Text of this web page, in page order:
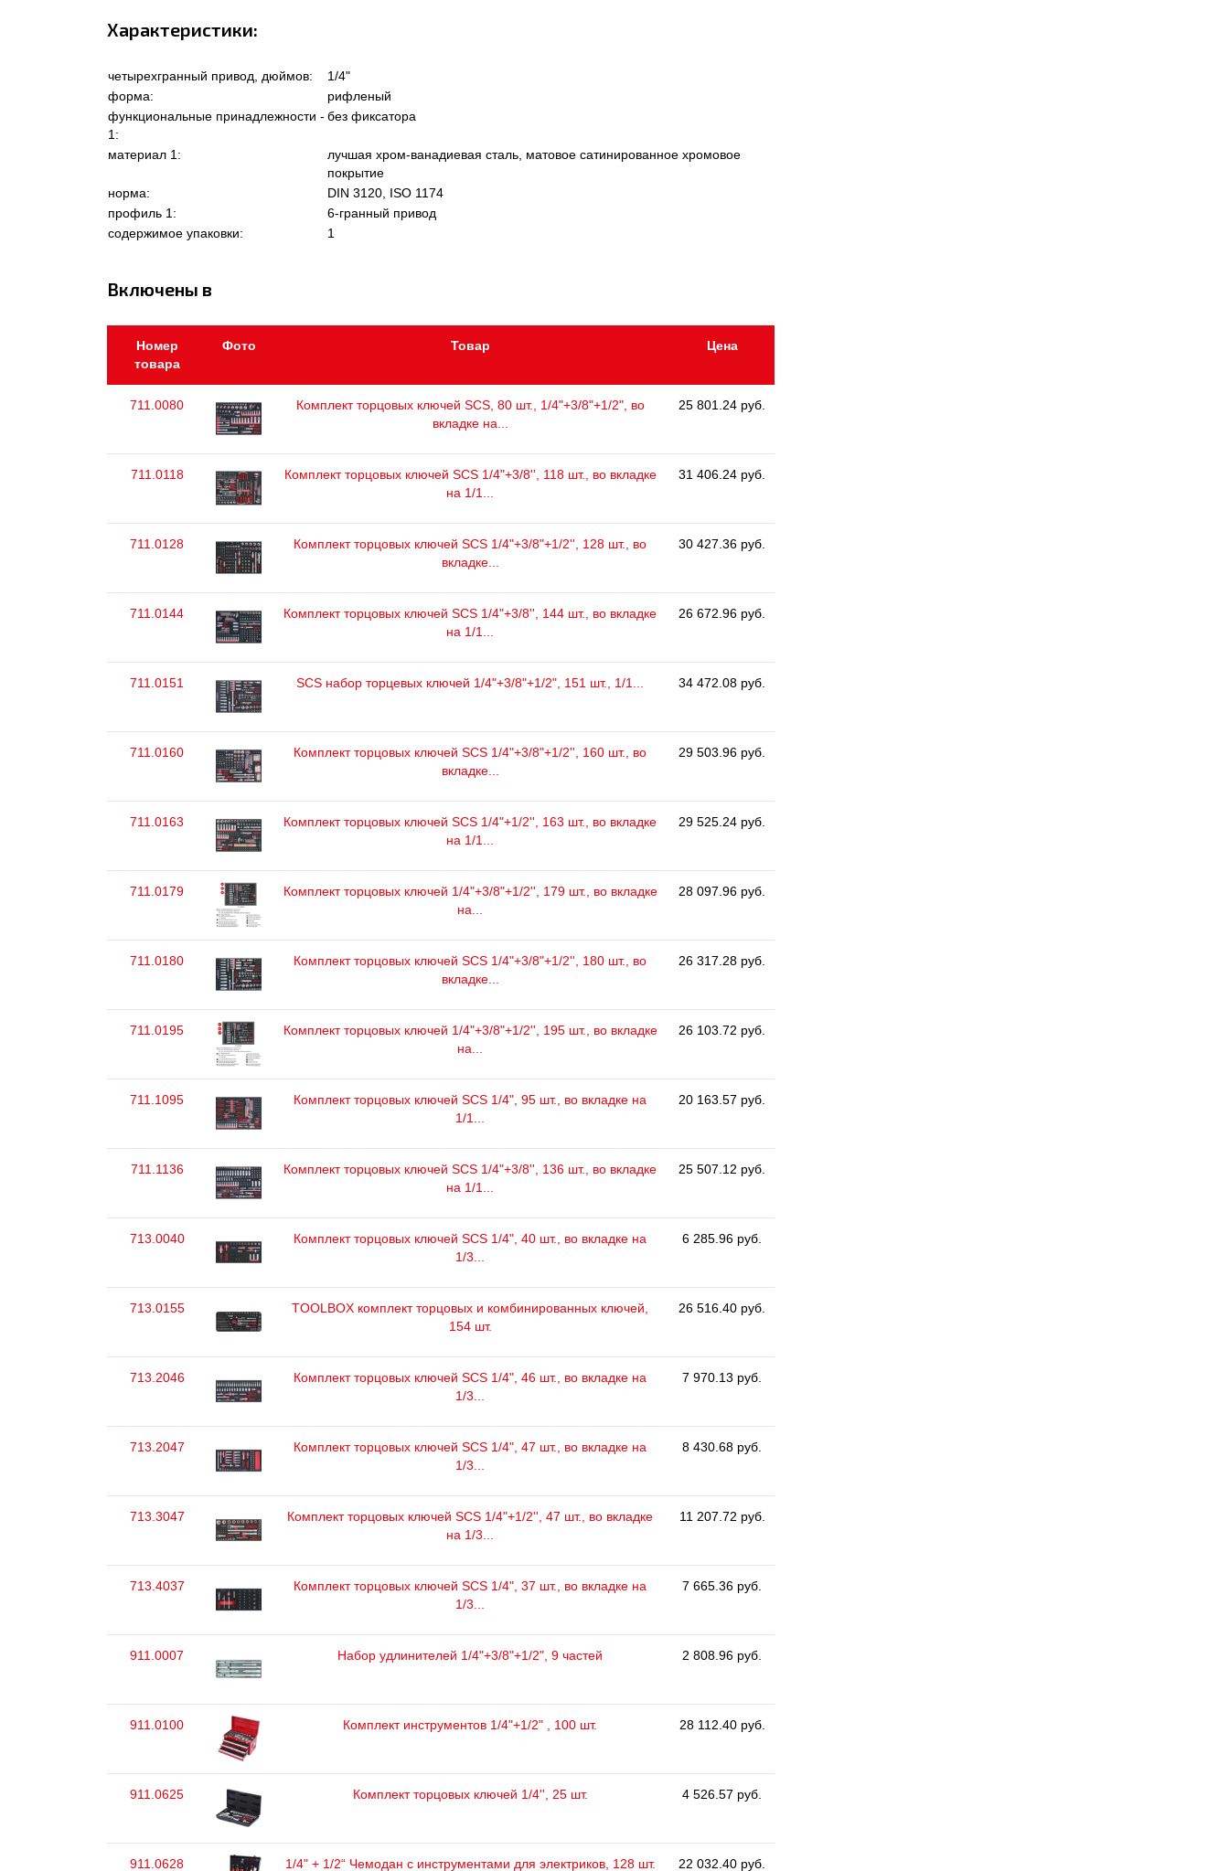
Характеристики:
четырехгранный привод, дюймов:
1/4"
форма:
рифленый
функциональные принадлежности -
1:
без фиксатора
материал 1:
лучшая хром-ванадиевая сталь, матовое сатинированное хромовое
покрытие
норма:
DIN 3120, ISO 1174
профиль 1:
6-гранный привод
содержимое упаковки:
1
Включены в
Номер
товара
Фото Товар Цена
711.0080
Комплект торцовых ключей SCS, 80 шт., 1/4"+3/8"+1/2", во
вкладке на...
25 801.24 руб.
711.0118
Комплект торцовых ключей SCS 1/4"+3/8'', 118 шт., во вкладке
на 1/1...
31 406.24 руб.
711.0128
Комплект торцовых ключей SCS 1/4"+3/8"+1/2'', 128 шт., во
вкладке...
30 427.36 руб.
711.0144
Комплект торцовых ключей SCS 1/4"+3/8'', 144 шт., во вкладке
на 1/1...
26 672.96 руб.
711.0151 SCS набор торцевых ключей 1/4"+3/8"+1/2", 151 шт., 1/1... 34 472.08 руб.
711.0160
Комплект торцовых ключей SCS 1/4"+3/8"+1/2'', 160 шт., во
вкладке...
29 503.96 руб.
711.0163
Комплект торцовых ключей SCS 1/4"+1/2'', 163 шт., во вкладке
на 1/1...
29 525.24 руб.
711.0179
Комплект торцовых ключей 1/4"+3/8"+1/2'', 179 шт., во вкладке
на...
28 097.96 руб.
711.0180
Комплект торцовых ключей SCS 1/4"+3/8"+1/2'', 180 шт., во
вкладке...
26 317.28 руб.
711.0195
Комплект торцовых ключей 1/4"+3/8"+1/2'', 195 шт., во вкладке
на...
26 103.72 руб.
711.1095
Комплект торцовых ключей SCS 1/4", 95 шт., во вкладке на
1/1...
20 163.57 руб.
711.1136
Комплект торцовых ключей SCS 1/4"+3/8'', 136 шт., во вкладке
на 1/1...
25 507.12 руб.
713.0040
Комплект торцовых ключей SCS 1/4", 40 шт., во вкладке на
1/3...
6 285.96 руб.
713.0155
TOOLBOX комплект торцовых и комбинированных ключей,
154 шт.
26 516.40 руб.
713.2046
Комплект торцовых ключей SCS 1/4", 46 шт., во вкладке на
1/3...
7 970.13 руб.
713.2047
Комплект торцовых ключей SCS 1/4", 47 шт., во вкладке на
1/3...
8 430.68 руб.
713.3047
Комплект торцовых ключей SCS 1/4"+1/2'', 47 шт., во вкладке
на 1/3...
11 207.72 руб.
713.4037
Комплект торцовых ключей SCS 1/4", 37 шт., во вкладке на
1/3...
7 665.36 руб.
911.0007 Набор удлинителей 1/4"+3/8"+1/2", 9 частей 2 808.96 руб.
911.0100 Комплект инструментов 1/4"+1/2" , 100 шт. 28 112.40 руб.
911.0625 Комплект торцовых ключей 1/4'', 25 шт. 4 526.57 руб.
911.0628 1/4" + 1/2“ Чемодан с инструментами для электриков, 128 шт. 22 032.40 руб.